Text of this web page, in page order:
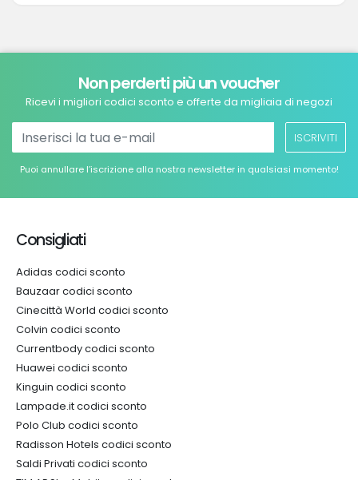
Non perderti più un voucher
Ricevi i migliori codici sconto e offerte da migliaia di negozi
ISCRIVITI
Puoi annullare l’iscrizione alla nostra newsletter in qualsiasi momento!
Consigliati
Adidas codici sconto
Bauzaar codici sconto
Cinecittà World codici sconto
Colvin codici sconto
Currentbody codici sconto
Huawei codici sconto
Kinguin codici sconto
Lampade.it codici sconto
Polo Club codici sconto
Radisson Hotels codici sconto
Saldi Privati codici sconto